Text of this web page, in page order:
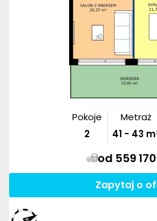
Pokoje
2
Metraż
41 - 43
od 559 170
Zapytaj o